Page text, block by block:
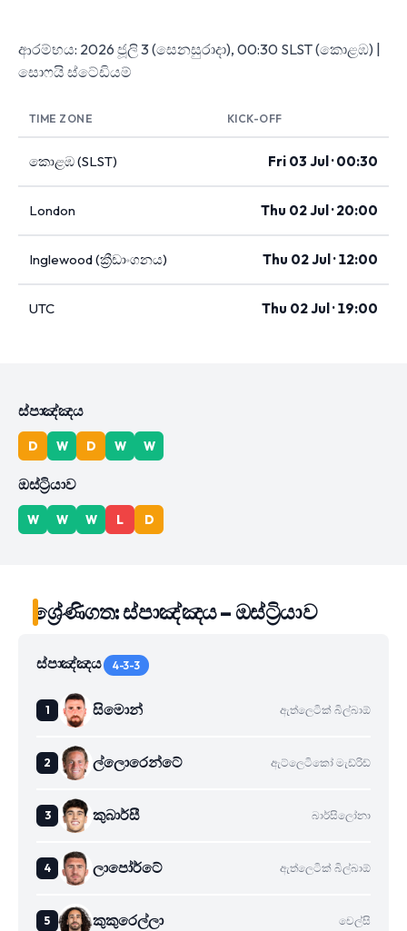
ආරම්භය: 2026 ජූලි 3 (සෙනසුරාදා), 00:30 SLST (කොළඹ) |
සොෆයි ස්ටේඩියම්
TIME ZONE KICK-OFF
කොළඹ (SLST) Fri 03 Jul · 00:30
London Thu 02 Jul · 20:00
Inglewood (ක්‍රීඩාංගනය) Thu 02 Jul · 12:00
UTC Thu 02 Jul · 19:00
ස්පාඤ්ඤය
D W D W W
ඔස්ට්‍රියාව
W W W L D
ශ්‍රේණිගත: ස්පාඤ්ඤය – ඔස්ට්‍රියාව
ස්පාඤ්ඤය 4-3-3
සිමොන් ඇත්ලෙටික් බිල්බාඕ
ල්ලොරෙන්ටේ ඇට්ලෙටිකෝ මැඩ්රිඩ්
කුබාර්සී බාර්සිලෝනා
ලාපෝර්ටේ ඇත්ලෙටික් බිල්බාඕ
කුකුරෙල්ලා චෙල්සි